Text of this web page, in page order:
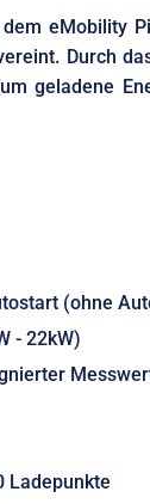
eMobility
Durch
geladene
(ohne
- 22kW)
Ladepunkte